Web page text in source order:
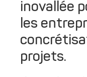
inovallée
les
projets.